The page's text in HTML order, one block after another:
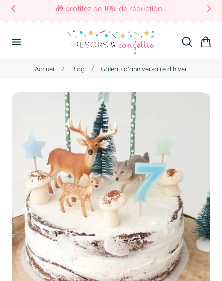
Au Contenu 🤩 avec le code WAOUH
Panier
Accueil Blog Gâteau d’anniversaire d’hiver